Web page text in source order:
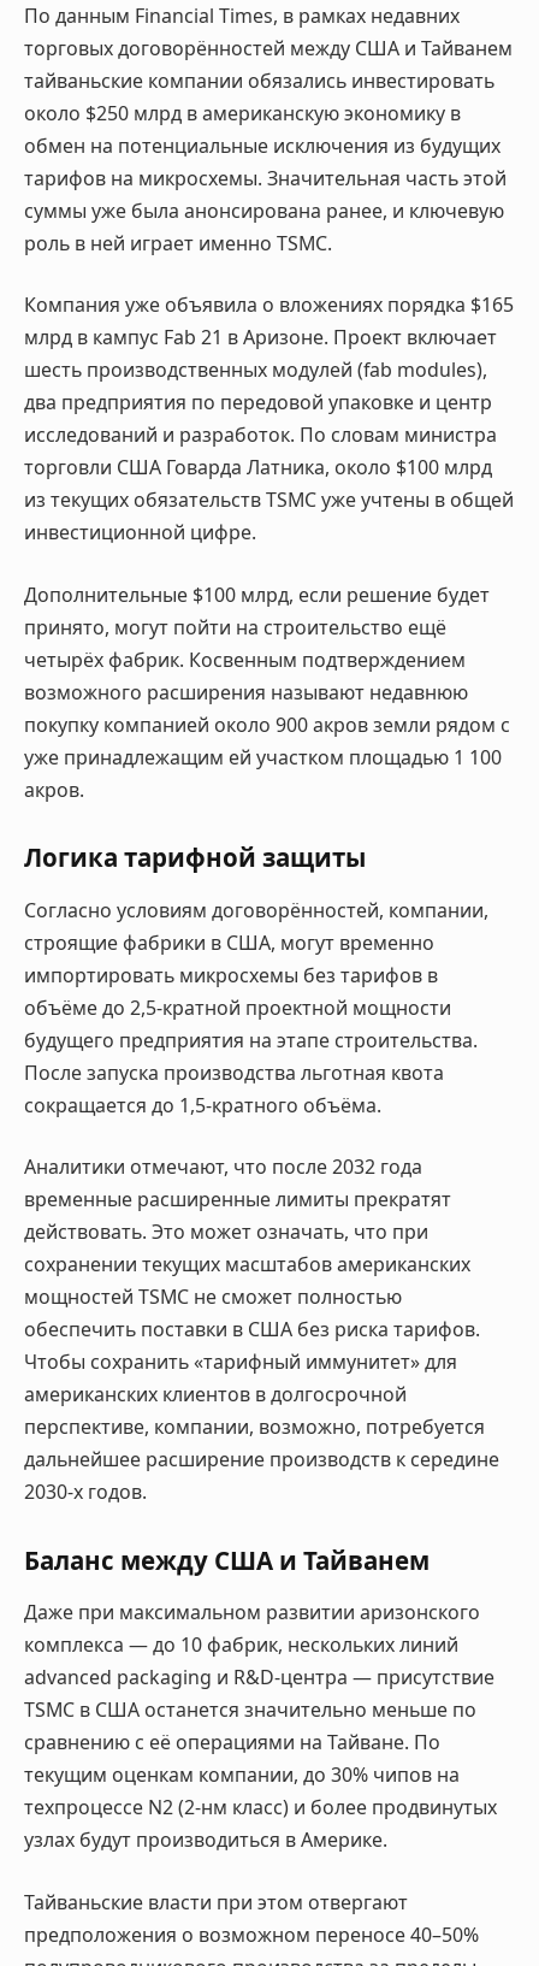
По данным Financial Times, в рамках недавних
торговых договорённостей между США и Тайванем
тайваньские компании обязались инвестировать
около $250 млрд в американскую экономику в
обмен на потенциальные исключения из будущих
тарифов на микросхемы. Значительная часть этой
суммы уже была анонсирована ранее, и ключевую
роль в ней играет именно TSMC.
Компания уже объявила о вложениях порядка $165
млрд в кампус Fab 21 в Аризоне. Проект включает
шесть производственных модулей (fab modules),
два предприятия по передовой упаковке и центр
исследований и разработок. По словам министра
торговли США Говарда Латника, около $100 млрд
из текущих обязательств TSMC уже учтены в общей
инвестиционной цифре.
Дополнительные $100 млрд, если решение будет
принято, могут пойти на строительство ещё
четырёх фабрик. Косвенным подтверждением
возможного расширения называют недавнюю
покупку компанией около 900 акров земли рядом с
уже принадлежащим ей участком площадью 1 100
акров.
Логика тарифной защиты
Согласно условиям договорённостей, компании,
строящие фабрики в США, могут временно
импортировать микросхемы без тарифов в
объёме до 2,5-кратной проектной мощности
будущего предприятия на этапе строительства.
После запуска производства льготная квота
сокращается до 1,5-кратного объёма.
Аналитики отмечают, что после 2032 года
временные расширенные лимиты прекратят
действовать. Это может означать, что при
сохранении текущих масштабов американских
мощностей TSMC не сможет полностью
обеспечить поставки в США без риска тарифов.
Чтобы сохранить «тарифный иммунитет» для
американских клиентов в долгосрочной
перспективе, компании, возможно, потребуется
дальнейшее расширение производств к середине
2030-х годов.
Баланс между США и Тайванем
Даже при максимальном развитии аризонского
комплекса — до 10 фабрик, нескольких линий
advanced packaging и R&D-центра — присутствие
TSMC в США останется значительно меньше по
сравнению с её операциями на Тайване. По
текущим оценкам компании, до 30% чипов на
техпроцессе N2 (2-нм класс) и более продвинутых
узлах будут производиться в Америке.
Тайваньские власти при этом отвергают
предположения о возможном переносе 40–50%